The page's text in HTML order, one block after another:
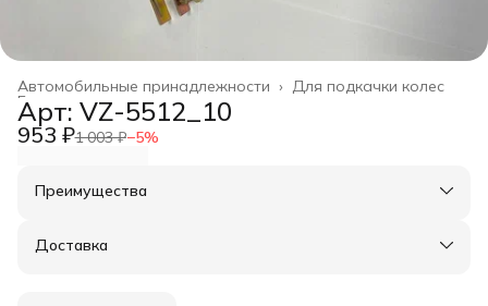
Для подкачки колес
Автомобильные принадлежности ›
Главная
Арт: VZ-5512_10
953 ₽1 003 ₽−5%
Преимущества
Оплата частями в Сплит
Удобный возврат
Доставка